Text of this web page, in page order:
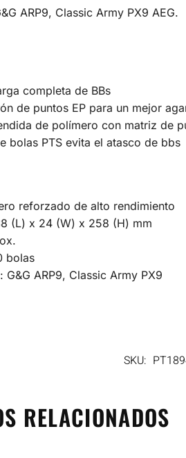
ARP9, Classic Army PX9 AEG.
completa de BBs
de puntos EP para un mejor
de polímero con matriz de
bolas PTS evita el atasco de bbs
reforzado de alto rendimiento
(L) x 24 (W) x 258 (H) mm
bolas
ARP9, Classic Army PX9
SKU:
RELACIONADOS